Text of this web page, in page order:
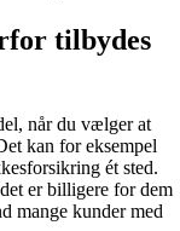
tilbydes
når du vælger at
kan for eksempel
ét sted.
er billigere for dem
mange kunder med